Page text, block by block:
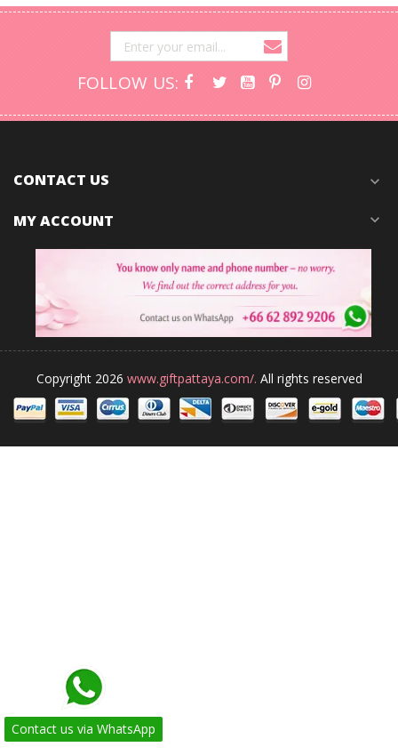
FOLLOW US:
CONTACT US expand_more
MY ACCOUNT expand_more
Contact us via WhatsApp
Copyright 2026 www.giftpattaya.com/. All rights reserved